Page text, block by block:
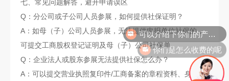
七、常见问题解答，避开申请误区
Q：分公司或子公司人员参展，如何提供社保证明？
A：如母（子）公司人员参展，无法提供申报单位社保的，
可提交工商股权登记证明及母（子）公司社保单。
Q：企业法人或股东参展无法提供社保怎么办？
A：可以提交营业执照复印件/工商备案的章程资料、身份证
你们是怎么收费的呢